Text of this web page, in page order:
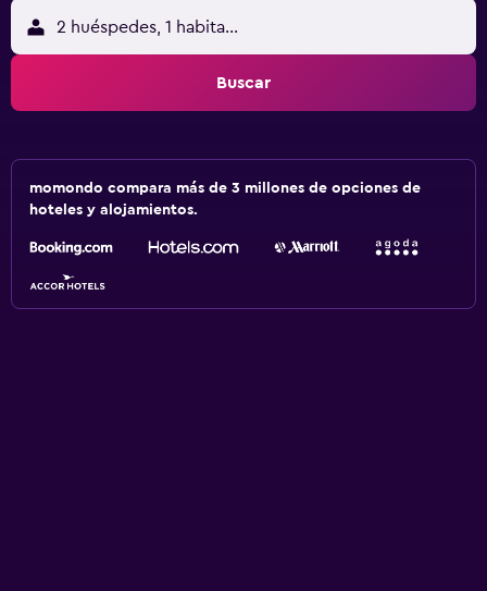
2 huéspedes, 1 habitación
Buscar
momondo compara más de 3 millones de opciones de
hoteles y alojamientos.